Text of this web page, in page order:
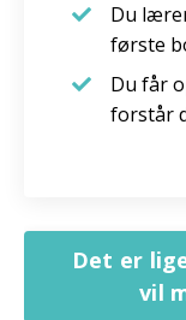
Du
første
Du får
forstår
Det er
vil